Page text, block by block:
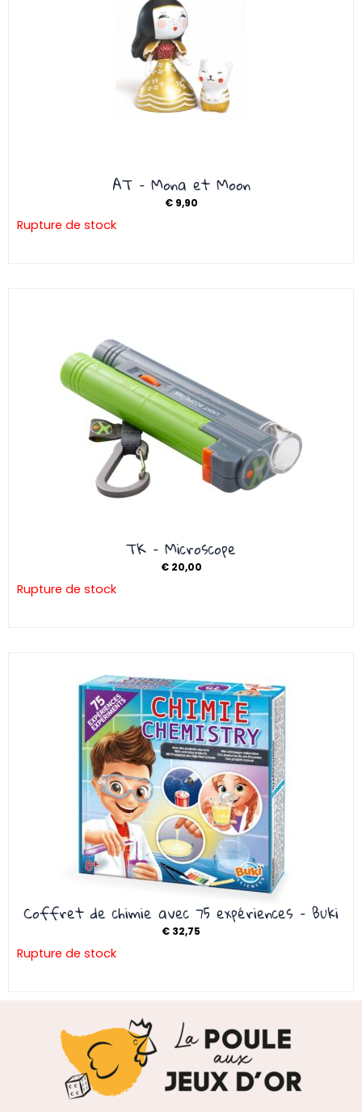
AT – Mona et Moon
€9,90
Rupture de stock
TK – Microscope
€20,00
Rupture de stock
Coffret de chimie avec 75 expériences – Buki
€ 32,75
Rupture de stock